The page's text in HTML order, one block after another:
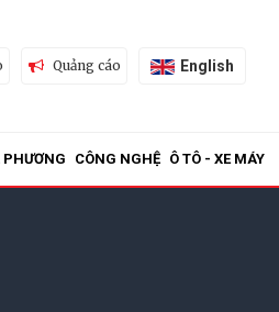
Quảng cáo English
CÔNG NGHỆ Ô TÔ - XE MÁY